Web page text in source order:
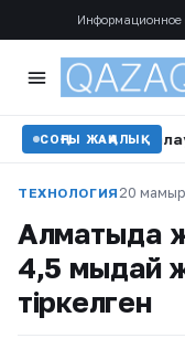
Информационное
СОҢҒЫ ЖАҢАЛЫҚ
саралау туралы
ТЕХНОЛОГИЯ 20 мамыр
Алматыда
4,5 мыңдай
тіркелген